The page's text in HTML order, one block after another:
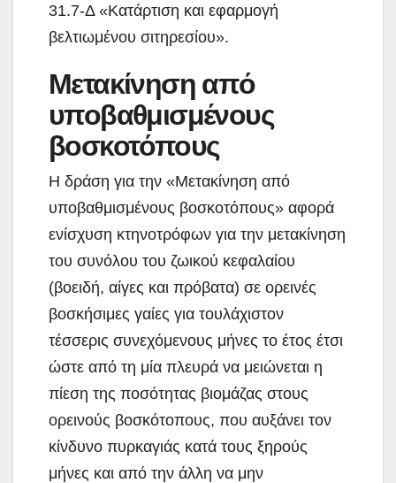
31.7-Δ «Κατάρτιση και εφαρμογή
βελτιωμένου σιτηρεσίου».
Μετακίνηση από
υποβαθμισμένους
βοσκοτόπους
Η δράση για την «Μετακίνηση από
υποβαθμισμένους βοσκοτόπους» αφορά
ενίσχυση κτηνοτρόφων για την μετακίνηση
του συνόλου του ζωικού κεφαλαίου
(βοειδή, αίγες και πρόβατα) σε ορεινές
βοσκήσιμες γαίες για τουλάχιστον
τέσσερις συνεχόμενους μήνες το έτος έτσι
ώστε από τη μία πλευρά να μειώνεται η
πίεση της ποσότητας βιομάζας στους
ορεινούς βοσκότοπους, που αυξάνει τον
κίνδυνο πυρκαγιάς κατά τους ξηρούς
μήνες και από την άλλη να μην